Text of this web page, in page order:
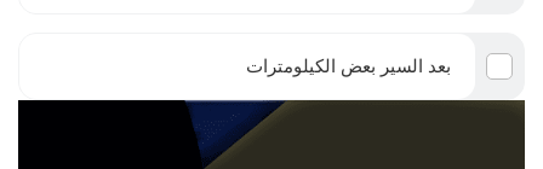
بعد السير بعض الكيلومترات